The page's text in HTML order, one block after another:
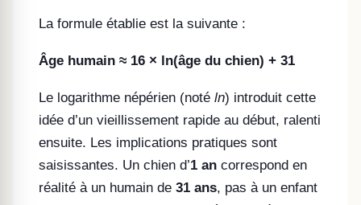
La formule établie est la suivante :
Âge humain ≈ 16 × ln(âge du chien) + 31
Le logarithme népérien (noté ln) introduit cette
idée d’un vieillissement rapide au début, ralenti
ensuite. Les implications pratiques sont
saisissantes. Un chien d’1 an correspond en
réalité à un humain de 31 ans, pas à un enfant